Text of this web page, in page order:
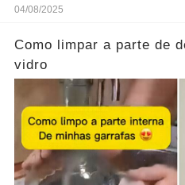
04/08/2025
Como limpar a parte de
vidro